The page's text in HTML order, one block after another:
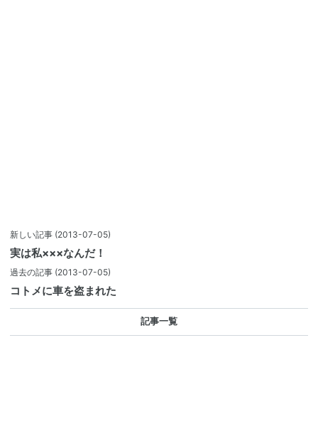
新しい記事 (2013-07-05)
実は私×××なんだ！
過去の記事 (2013-07-05)
コトメに車を盗まれた
記事一覧